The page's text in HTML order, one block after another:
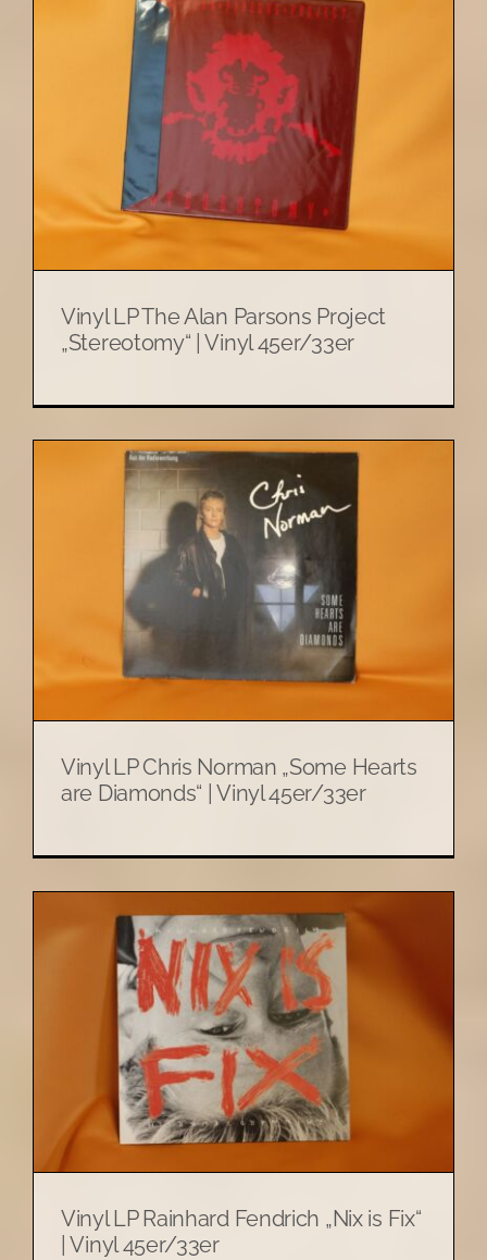
Vinyl LP The Alan Parsons Project
„Stereotomy“ | Vinyl 45er/33er
Vinyl LP Chris Norman „Some Hearts
are Diamonds“ | Vinyl 45er/33er
Vinyl LP Rainhard Fendrich „Nix is Fix“
| Vinyl 45er/33er